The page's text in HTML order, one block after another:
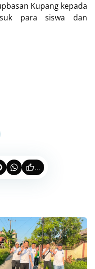
Kupang kepada
para siswa dan
...